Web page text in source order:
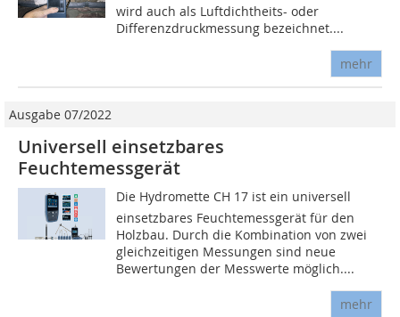
wird auch als Luftdichtheits- oder
Differenzdruckmessung bezeichnet....
mehr
Ausgabe 07/2022
Universell einsetzbares
Feuchtemessgerät
Die Hydromette CH 17 ist ein universell
einsetzbares Feuchtemessgerät für den
Holzbau. Durch die Kombination von zwei
gleichzeitigen Messungen sind neue
Bewertungen der Messwerte möglich....
mehr